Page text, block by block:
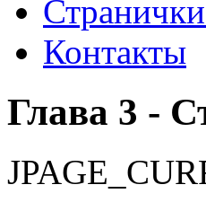
Контакты
Глава 3 -